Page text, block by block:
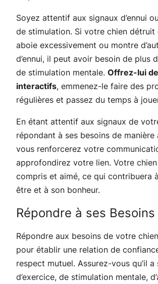
Soyez attentif aux signaux d’ennui
de stimulation. Si votre chien détruit
aboie excessivement ou montre
d’ennui, il peut avoir besoin de plus
de stimulation mentale. Offrez-lui
interactifs, emmenez-le faire des
régulières et passez du temps à
En étant attentif aux signaux de
répondant à ses besoins de manière
vous renforcerez votre
approfondirez votre lien. Votre
compris et aimé, ce qui contribuera
être et à son bonheur.
Répondre à ses Besoins
Répondre aux besoins de votre
pour établir une relation de
respect mutuel. Assurez-vous qu’il
d’exercice, de stimulation mentale,